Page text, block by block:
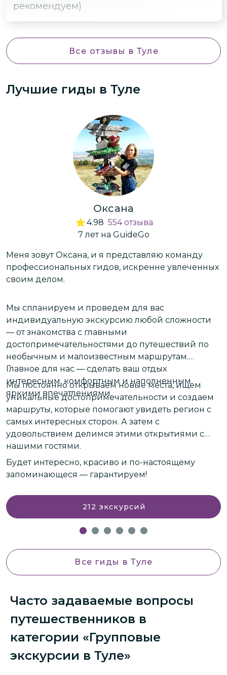
рекомендуем)
Все отзывы в Туле
Лучшие гиды в Туле
Оксана
4.98 554 отзыва
7 летна GuideGo
Меня зовут Оксана, и я представляю команду
профессиональных гидов, искренне увлеченных
своим делом.
Мы спланируем и проведем для вас
индивидуальную экскурсию любой сложности
— от знакомства с главными
достопримечательностями до путешествий по
необычным и малоизвестным маршрутам.
Главное для нас — сделать ваш отдых
интересным, комфортным и наполненным
яркими впечатлениями.
Мы постоянно открываем новые места, ищем
уникальные достопримечательности и создаем
маршруты, которые помогают увидеть регион с
самых интересных сторон. А затем с
удовольствием делимся этими открытиями с
нашими гостями.
Будет интересно, красиво и по-настоящему
запоминающеся — гарантируем!
212 экскурсий
Все гиды в Туле
Часто задаваемые вопросы
путешественников в
категории «Групповые
экскурсии в Туле»